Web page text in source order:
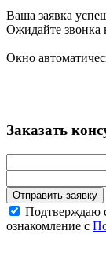
Ваша заявка
Ожидайте звонка
Окно
Заказать
Отправить заявку
Подтверждаю
ознакомление с